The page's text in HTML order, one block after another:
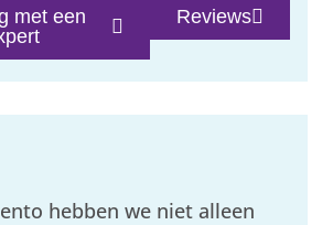
met een
Reviews
hebben we niet alleen